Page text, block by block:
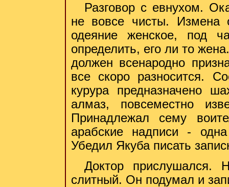
Разговор с евнухом.
не вовсе чисты. Измена
одеяние женское, под
определить, его ли то
должен всенародно
все скоро разносится.
курура предназначено
алмаз, повсеместно
Принадлежал сему
арабские надписи -
Убедил Якуба писать
Доктор прислушался.
слитный. Он подумал и